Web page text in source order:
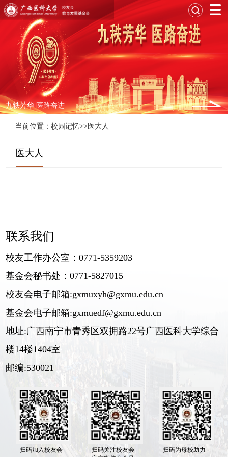
九轶芳华 医路奋进
当前位置： 校园记忆>> 医大人
医大人
联系我们
校友工作办公室：0771-5359203
基金会秘书处：0771-5827015
校友会电子邮箱:gxmuxyh@gxmu.edu.cn
基金会电子邮箱:gxmuedf@gxmu.edu.cn
地址:广西南宁市青秀区双拥路22号广西医科大学综合
楼14楼1404室
邮编:530021
扫码加入校友会
扫码关注校友会
扫码为母校助力